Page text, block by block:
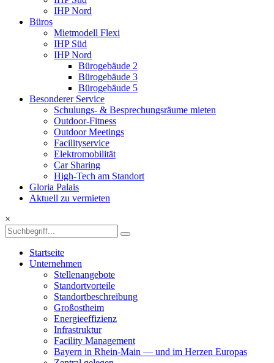
IHP Nord
Büros
Mietmodell Flexi
IHP Süd
IHP Nord
Bürogebäude 2
Bürogebäude 3
Bürogebäude 5
Besonderer Service
Schulungs- & Besprechungsräume mieten
Outdoor-Fitness
Outdoor Meetings
Facilityservice
Elektromobilität
Car Sharing
High-Tech am Standort
Gloria Palais
Aktuell zu vermieten
×
Startseite
Unternehmen
Stellenangebote
Standortvorteile
Standortbeschreibung
Großostheim
Energieeffizienz
Infrastruktur
Facility Management
Bayern in Rhein-Main — und im Herzen Europas